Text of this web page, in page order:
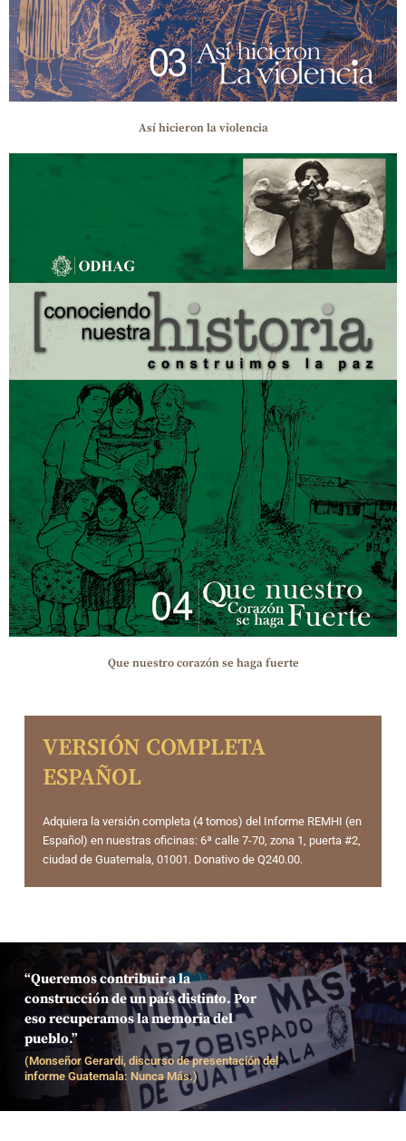
Así hicieron la violencia
Que nuestro corazón se haga fuerte
VERSIÓN COMPLETA
ESPAÑOL
Adquiera la versión completa (4 tomos) del Informe REMHI (en
Español) en nuestras oficinas: 6ª calle 7-70, zona 1, puerta #2,
ciudad de Guatemala, 01001. Donativo de Q240.00.
“Queremos contribuir a la
construcción de un país distinto. Por
eso recuperamos la memoria del
pueblo.”
(Monseñor Gerardi, discurso de presentación del
informe Guatemala: Nunca Más.)